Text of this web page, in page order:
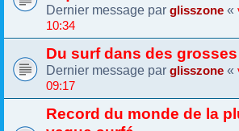
Dernier message par glisszone «
10:34
Du surf dans des
Dernier message par glisszone «
09:17
Record du monde de la